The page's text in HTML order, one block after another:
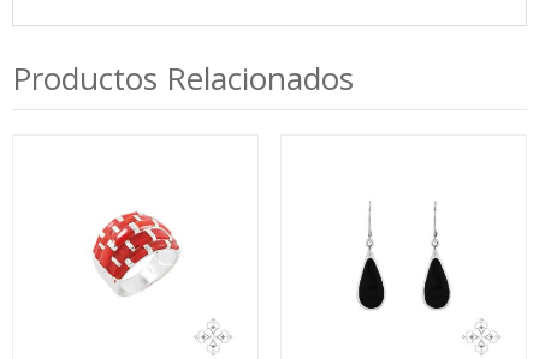
Productos Relacionados